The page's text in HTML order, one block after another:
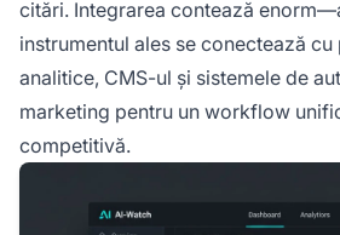
citări. Integrarea contează
instrumentul ales se conectează
analitice, CMS-ul și sistemele de
marketing pentru un workflow
competitivă.